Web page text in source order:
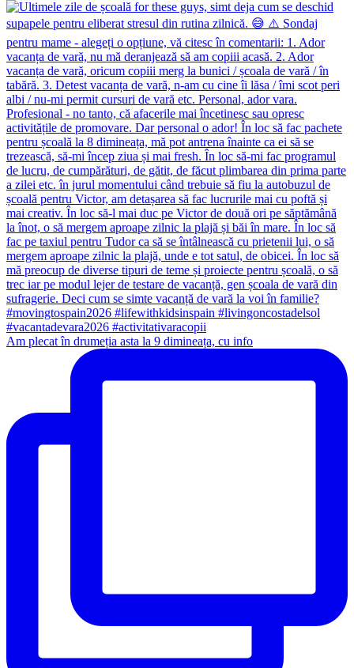
Am plecat în drumeția asta la 9 dimineața, cu info